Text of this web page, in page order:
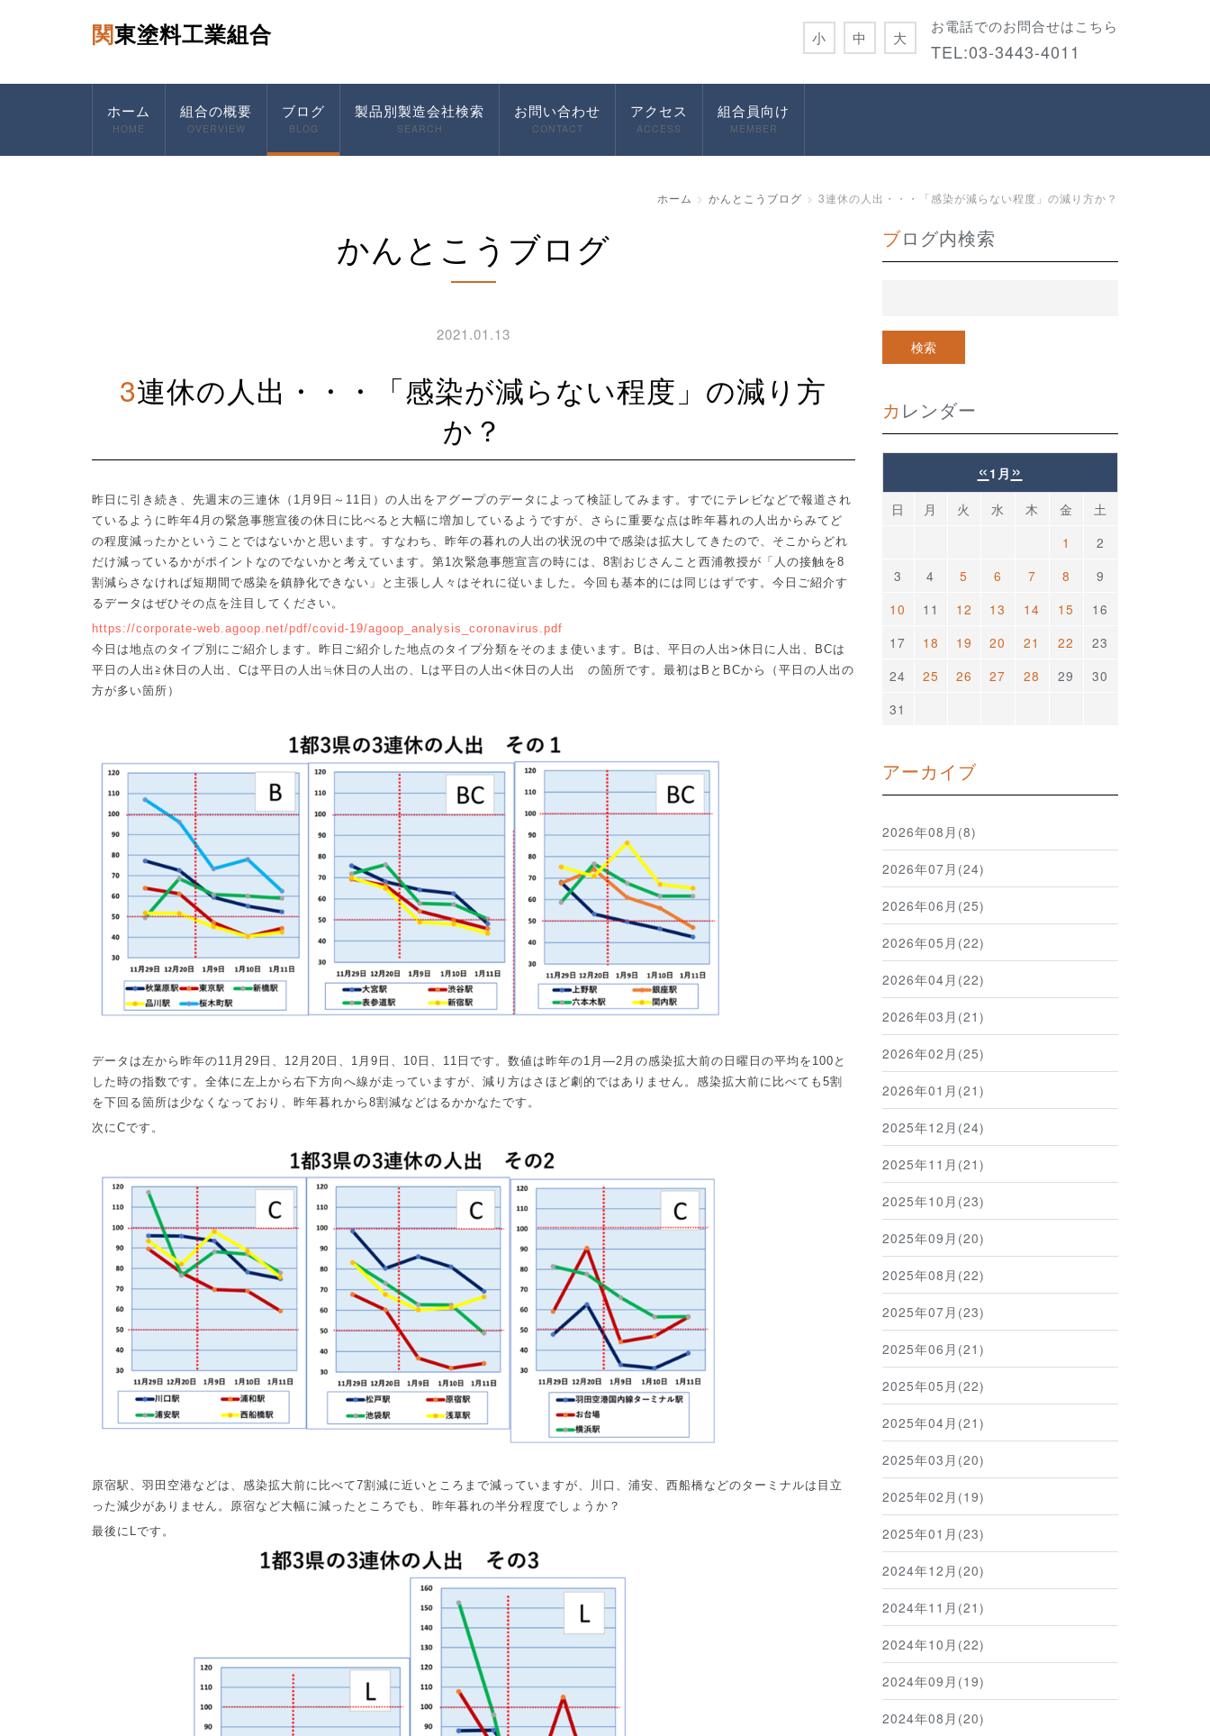
関東塗料工業組合 お電話でのお問合せはこちら
TEL:03-3443-4011
小 中 大
ホーム
HOME
組合の概要
OVERVIEW
ブログ
BLOG
製品別製造会社検索
SEARCH
お問い合わせ
CONTACT
アクセス
ACCESS
組合員向け
MEMBER
ホーム かんとこうブログ 3連休の人出・・・「感染が減らない程度」の減り方か？
かんとこうブログ
2021.01.13
3連休の人出・・・「感染が減らない程度」の減り方
か？
昨日に引き続き、先週末の三連休（ 1 月 9 日～ 11 日）の人出をアグープのデータによって検証してみます。すでにテレビなどで報道され
ているように昨年4 月の緊急事態宣後の休日に比べると大幅に増加しているようですが、さらに重要な点は昨年暮れの人出からみてど
の程度減ったかということではないかと思います。すなわち、昨年の暮れの人出の状況の中で感染は拡大してきたので、そこからどれ
だけ減っているかがポイントなのでないかと考えています。第1次緊急事態宣言の時には、 8割おじさんこと西浦教授が「人の接触を8
割減らさなければ短期間で感染を鎮静化できない」と主張し人々はそれに従いました。今回も基本的には同じはずです。今日ご紹介す
るデータはぜひその点を注目してください。
https://corporate-web.agoop.net/pdf/covid-19/agoop_analysis_coronavirus.pdf
今日は地点のタイプ別にご紹介します。昨日ご紹介した地点のタイプ分類をそのまま使います。
B は、平日の人出 >休日に人出、 BCは
平日の人出 ≧ 休日の人出、 Cは平日の人出 ≒休日の人出の、 Lは平日の人出 <休日の人出 の箇所です。最初は B と BCから（平日の人出の
方が多い箇所）
データは左から昨年の11 月 29 日、 12 月 20 日、 1 月 9 日、 10 日、 11 日です。数値は昨年の1 月 ―2 月の感染拡大前の日曜日の平均を 100 と
した時の指数です。全体に左上から右下方向へ線が走っていますが、減り方はさほど劇的ではありません。感染拡大前に比べても 5割
を下回る箇所は少なくなっており、昨年暮れから 8割減などはるかかなたです。
次にCです。
原宿駅、羽田空港などは、感染拡大前に比べて7割減に近いところまで減っていますが、川口、浦安、西船橋などのターミナルは目立
った減少がありません。原宿など大幅に減ったところでも、昨年暮れの半分程度でしょうか？
最後に
です。
ブログ内検索
カレンダー
« 1月 »
日 月 火 水 木 金
土
1
2
3
4 5 6 7 8
9
10
11 12 13 14 15
16
17
18 19 20 21 22
23
24
25 26 27 28 29
30
31
アーカイブ
2026年08月(8)
2026年07月(24)
2026年06月(25)
2026年05月(22)
2026年04月(22)
2026年03月(21)
2026年02月(25)
2026年01月(21)
2025年12月(24)
2025年11月(21)
2025年10月(23)
2025年09月(20)
2025年08月(22)
2025年07月(23)
2025年06月(21)
2025年05月(22)
2025年04月(21)
2025年03月(20)
2025年02月(19)
2025年01月(23)
2024年12月(20)
2024年11月(21)
2024年10月(22)
2024年09月(19)
2024年08月(20)